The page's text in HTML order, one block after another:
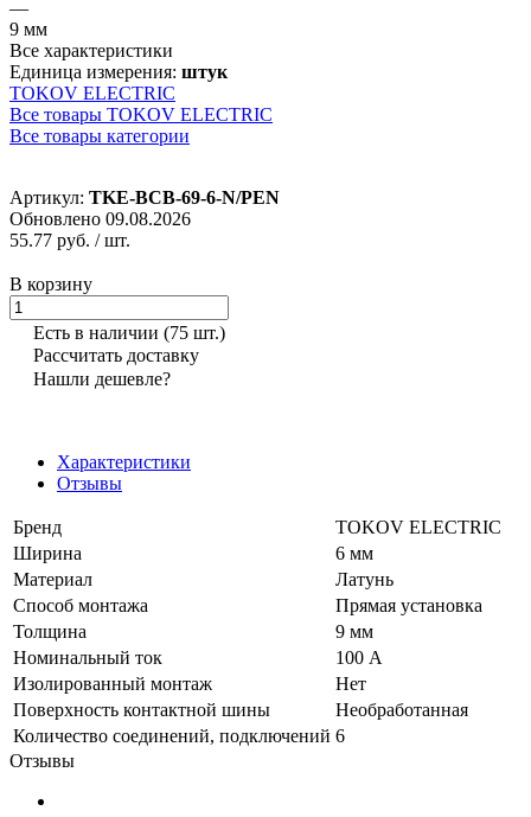
—
9 мм
Все характеристики
Единица измерения: штук
TOKOV ELECTRIC
Все товары TOKOV ELECTRIC
Все товары категории
Артикул: TKE-BCB-69-6-N/PEN
Обновлено 09.08.2026
55.77 руб. / шт.
В корзину
Есть в наличии (75 шт.)
Рассчитать доставку
Нашли дешевле?
Характеристики
Отзывы
Бренд
TOKOV ELECTRIC
Ширина
6 мм
Материал
Латунь
Способ монтажа
Прямая установка
Толщина
9 мм
Номинальный ток
100 А
Изолированный монтаж
Нет
Поверхность контактной шины
Необработанная
Количество соединений, подключений 6
Отзывы